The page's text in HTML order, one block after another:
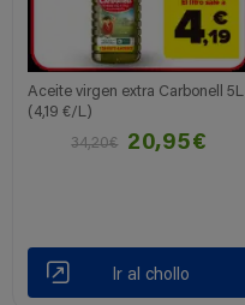
Aceite virgen extra Carbonell 5L
(4,19 €/L)
34,20€
20,95€
Ir al chollo